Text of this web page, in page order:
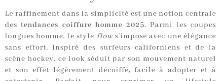
Le raffinement dans la simplicité est une notion centrale
destendances coiffure homme 2025. Parmi les coupes
longues homme, le style flows’impose avec une élégance
sans effort. Inspiré des surfeurs californiens et de la
scène hockey, ce look séduit par son mouvement naturel
et son effet légèrement décoiffé, facile à adopter et à